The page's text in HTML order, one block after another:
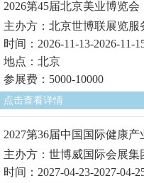
2026第45届北京美业博览会
主办方：北京世博联展览服
时间：2026-11-13-2026-11-
地点：北京
参展费：5000-10000
点击查看详情
2027第36届中国国际健康
主办方：世博威国际会展集
时间：2027-04-23-2027-04-